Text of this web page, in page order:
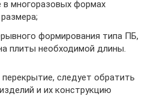
в многоразовых формах
формирования типа ПБ,
плиты необходимой длины.
следует обратить
и их конструкцию